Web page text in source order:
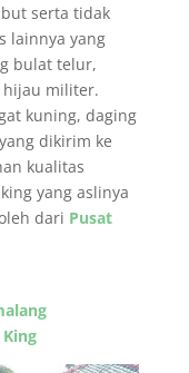
serta tidak
lainnya yang
bulat telur,
hijau militer.
kuning, daging
dikirim ke
kualitas
yang aslinya
dari Pusat